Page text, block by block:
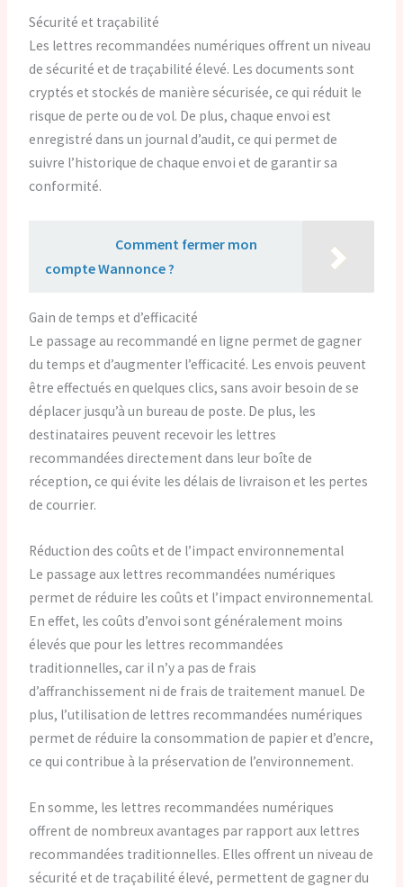
Sécurité et traçabilité
Les lettres recommandées numériques offrent un niveau
de sécurité et de traçabilité élevé. Les documents sont
cryptés et stockés de manière sécurisée, ce qui réduit le
risque de perte ou de vol. De plus, chaque envoi est
enregistré dans un journal d’audit, ce qui permet de
suivre l’historique de chaque envoi et de garantir sa
conformité.
Comment fermer mon
compte Wannonce ?
Gain de temps et d’efficacité
Le passage au recommandé en ligne permet de gagner
du temps et d’augmenter l’efficacité. Les envois peuvent
être effectués en quelques clics, sans avoir besoin de se
déplacer jusqu’à un bureau de poste. De plus, les
destinataires peuvent recevoir les lettres
recommandées directement dans leur boîte de
réception, ce qui évite les délais de livraison et les pertes
de courrier.
Réduction des coûts et de l’impact environnemental
Le passage aux lettres recommandées numériques
permet de réduire les coûts et l’impact environnemental.
En effet, les coûts d’envoi sont généralement moins
élevés que pour les lettres recommandées
traditionnelles, car il n’y a pas de frais
d’affranchissement ni de frais de traitement manuel. De
plus, l’utilisation de lettres recommandées numériques
permet de réduire la consommation de papier et d’encre,
ce qui contribue à la préservation de l’environnement.
En somme, les lettres recommandées numériques
offrent de nombreux avantages par rapport aux lettres
recommandées traditionnelles. Elles offrent un niveau de
sécurité et de traçabilité élevé, permettent de gagner du